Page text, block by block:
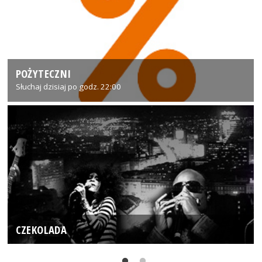
POŻYTECZNI
Słuchaj dzisiaj po godz. 22:00
CZEKOLADA